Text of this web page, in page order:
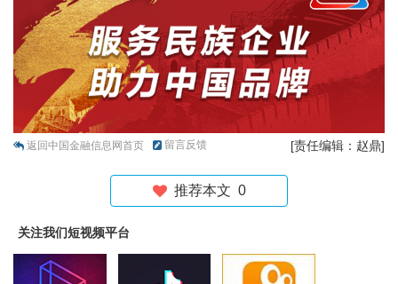
返回中国金融信息网首页 留言反馈 [责任编辑：赵鼎]
推荐本文 0
关注我们短视频平台